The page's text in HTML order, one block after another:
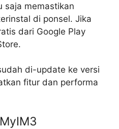
saja memastikan
di ponsel. Jika
dari Google Play
di-update ke versi
fitur dan performa